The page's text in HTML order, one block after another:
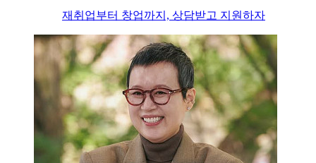
재취업부터 창업까지, 상담받고 지원하자